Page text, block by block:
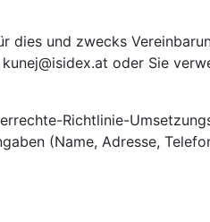
dies und zwecks
oder Sie
Richtlinie-
(Name, Adresse,